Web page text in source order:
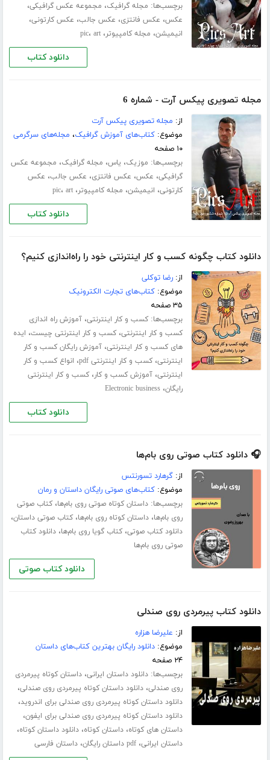
برچسب‌ها: مجله گرافیک، مجموعه عکس گرافیکی،
عکس، عکس فانتزی، عکس جالب، عکس کارتونی،
انیمیشن، مجله کامپیوتر، pic، art
دانلود کتاب
مجله تصویری پیکس آرت - شماره 6
از: مجله تصویری پیکس آرت
موضوع:کتاب‌های آموزش گرافیک، مجله‌های سرگرمی
۱۰ صفحه
برچسب‌ها: موزیک، یاس، مجله گرافیک، مجموعه عکس
گرافیکی، عکس، عکس فانتزی، عکس جالب، عکس
کارتونی، انیمیشن، مجله کامپیوتر، pic، art
دانلود کتاب
دانلود کتاب چگونه کسب و کار اینترنتی خود را راه‌اندازی کنیم؟
از:رضا توکلی
موضوع:کتاب‌های تجارت الکترونیک
۳۵ صفحه
برچسب‌ها:کسب و کار اینترنتی،آموزش راه اندازی
کسب و کار اینترنتی،کسب و کار اینترنتی چیست، ایده
های کسب و کار اینترنتی،آموزش رایگان کسب و کار
اینترنتی،کسب و کار اینترنتی pdf ، انواع کسب و کار
اینترنتی،آموزش کسب و کار،کسب و کار اینترنتی
رایگان،Electronic business
دانلود کتاب
🎧 دانلود کتاب صوتی روی بام‌ها
از:گرهارد تسورنتس
موضوع:کتاب‌های صوتی رایگان داستان و رمان
برچسب‌ها:داستان کوتاه صوتی روی بام‌ها،کتاب صوتی
روی بام‌ها،داستان کوتاه روی بام‌ها،کتاب صوتی داستان،
دانلود کتاب صوتی،کتاب گویا روی بام‌ها،دانلود کتاب
صوتی روی بام‌ها
دانلود کتاب صوتی
دانلود کتاب پیرمردی روی صندلی
از: علیرضا هزاره
موضوع:دانلود رایگان بهترین کتاب‌های داستان
۲۴ صفحه
برچسب‌ها:دانلود داستان ایرانی،داستان کوتاه پیرمردی
روی صندلی،دانلود داستان کوتاه پیرمردی روی صندلی،
دانلود داستان کوتاه پیرمردی روی صندلی برای اندروید،
دانلود داستان کوتاه پیرمردی روی صندلی برای ایفون،
داستان های کوتاه،داستان کوتاه،دانلود داستان کوتاه،
داستان ایرانی،pdf داستان رایگان ،داستان فارسی